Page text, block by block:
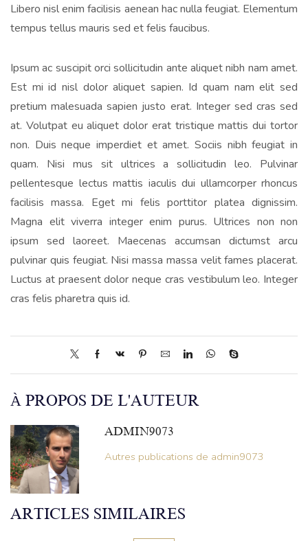
Libero nisl enim facilisis aenean hac nulla feugiat. Elementum
tempus tellus mauris sed et felis faucibus.
Ipsum ac suscipit orci sollicitudin ante aliquet nibh nam amet.
Est mi id nisl dolor aliquet sapien. Id quam nam elit sed
pretium malesuada sapien justo erat. Integer sed cras sed
at. Volutpat eu aliquet dolor erat tristique mattis dui tortor
non. Duis neque imperdiet et amet. Sociis nibh feugiat in
quam. Nisi mus sit ultrices a sollicitudin leo. Pulvinar
pellentesque lectus mattis iaculis dui ullamcorper rhoncus
facilisis massa. Eget mi felis porttitor platea dignissim.
Magna elit viverra integer enim purus. Ultrices non non
ipsum sed laoreet. Maecenas accumsan dictumst arcu
pulvinar quis feugiat. Nisi massa massa velit fames placerat.
Luctus at praesent dolor neque cras vestibulum leo. Integer
cras felis pharetra quis id.
À PROPOS DE L'AUTEUR
ADMIN9073
Autres publications de admin9073
ARTICLES SIMILAIRES